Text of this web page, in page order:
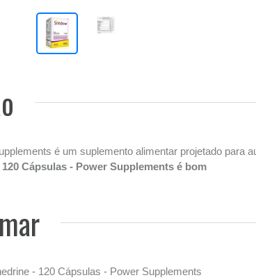
é um suplemento alimentar projetado
Cápsulas - Power Supplements é bom
- 120 Cápsulas - Power Supplements